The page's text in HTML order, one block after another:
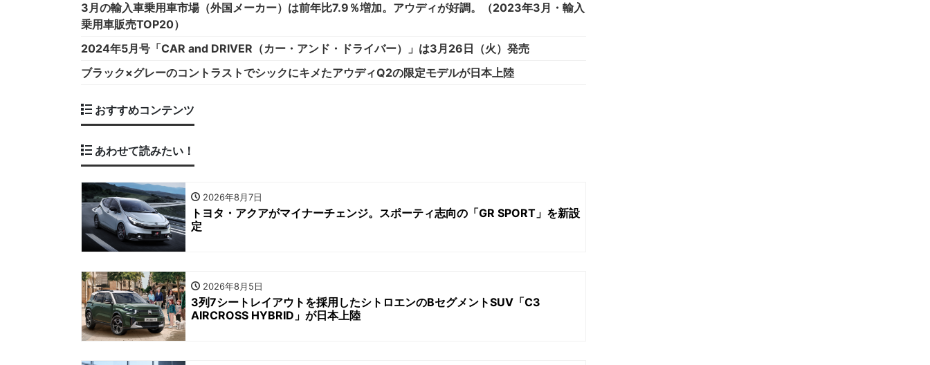
3月の輸入車乗用車市場（外国メーカー）は前年比7.9％増加。アウディが好調。（2023年3月・輸入
乗用車販売TOP20）
2024年5月号「CAR and DRIVER（カー・アンド・ドライバー）」は3月26日（火）発売
ブラック×グレーのコントラストでシックにキメたアウディQ2の限定モデルが日本上陸
おすすめコンテンツ
あわせて読みたい！
2026年8月7日
トヨタ・アクアがマイナーチェンジ。スポーティ志向の「GR SPORT」を新設
定
2026年8月5日
3列7シートレイアウトを採用したシトロエンのBセグメントSUV「C3
AIRCROSS HYBRID」が日本上陸